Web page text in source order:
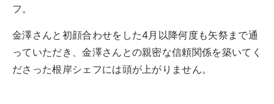
フ。
金澤さんと初顔合わせをした4月以降何度も矢祭まで通
っていただき、金澤さんとの親密な信頼関係を築いてく
ださった根岸シェフには頭が上がりません。